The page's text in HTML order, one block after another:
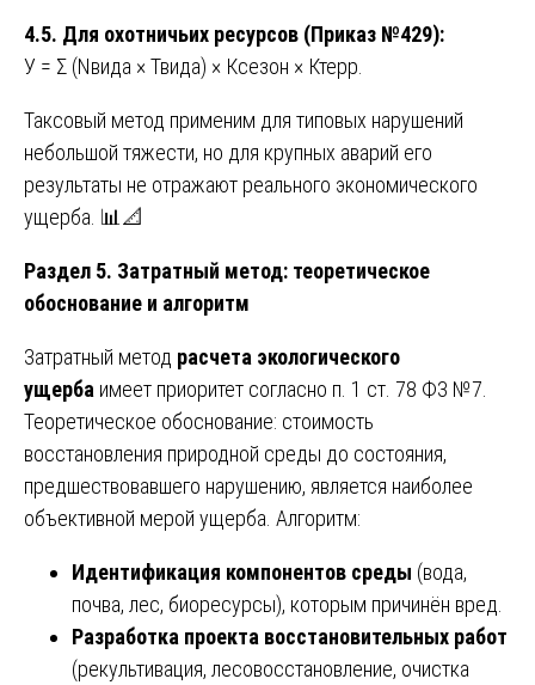
4.5. Для охотничьих ресурсов (Приказ №429):
У = Σ (Nвида × Твида) × Ксезон × Ктерр.
Таксовый метод применим для типовых нарушений
небольшой тяжести, но для крупных аварий его
результаты не отражают реального экономического
ущерба. 📊📐
Раздел 5. Затратный метод: теоретическое
обоснование и алгоритм
Затратный метод расчета экологического
ущерба имеет приоритет согласно п. 1 ст. 78 ФЗ №7.
Теоретическое обоснование: стоимость
восстановления природной среды до состояния,
предшествовавшего нарушению, является наиболее
объективной мерой ущерба. Алгоритм:
Идентификация компонентов среды (вода,
почва, лес, биоресурсы), которым причинён вред.
Разработка проекта восстановительных работ
(рекультивация, лесовосстановление, очистка